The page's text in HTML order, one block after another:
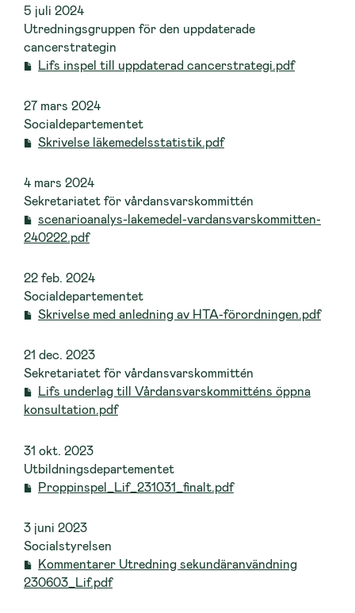
5 juli 2024
Utredningsgruppen för den uppdaterade
cancerstrategin
Lifs inspel till uppdaterad cancerstrategi.pdf
27 mars 2024
Socialdepartementet
Skrivelse läkemedelsstatistik.pdf
4 mars 2024
Sekretariatet för vårdansvarskommittén
scenarioanalys-lakemedel-vardansvarskommitten-
240222.pdf
22 feb. 2024
Socialdepartementet
Skrivelse med anledning av HTA-förordningen.pdf
21 dec. 2023
Sekretariatet för vårdansvarskommittén
Lifs underlag till Vårdansvarskommitténs öppna
konsultation.pdf
31 okt. 2023
Utbildningsdepartementet
Proppinspel_Lif_231031_finalt.pdf
3 juni 2023
Socialstyrelsen
Kommentarer Utredning sekundäranvändning
230603_Lif.pdf